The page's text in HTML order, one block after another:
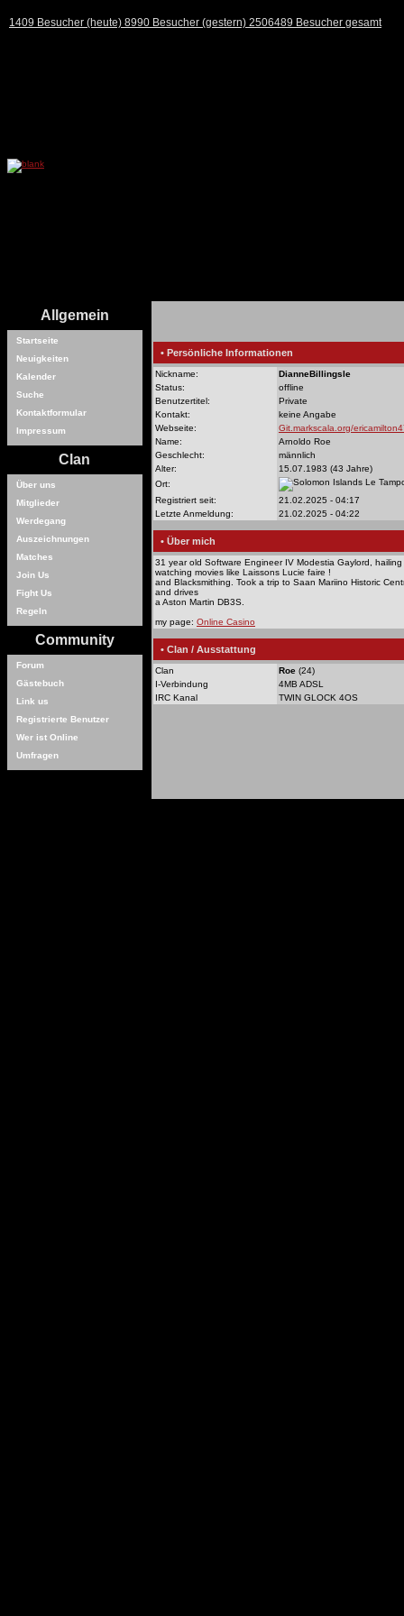
1409 Besucher (heute) 8990 Besucher (gestern) 2506489 Besucher gesamt
Allgemein
Startseite
Neuigkeiten
Kalender
Suche
Kontaktformular
Impressum
Clan
Über uns
Mitglieder
Werdegang
Auszeichnungen
Matches
Join Us
Fight Us
Regeln
Community
Forum
Gästebuch
Link us
Registrierte Benutzer
Wer ist Online
Umfragen
• Persönliche Informationen
Nickname:
DianneBillingsle
Status:
offline
Benutzertitel:
Private
Kontakt:
keine Angabe
Webseite:
Git.markscala.org/
Name:
Arnoldo Roe
Geschlecht:
männlich
Alter:
15.07.1983 (43 Jahre)
Ort:
Le
Registriert seit:
21.02.2025 - 04:17
Letzte Anmeldung:
21.02.2025 - 04:22
• Über mich
31 year old Software Engineer IV Modestia Gaylord,
watching movies like Laissons Lucie faire !
and Blacksmithing. Took a trip to Saan Mariino Historic
and drives
a Aston Martin DB3S.
my page: Online Casino
• Clan / Ausstattung
Clan Roe (24)
I-Verbindung
4MB ADSL
IRC Kanal
TWIN GLOCK 4OS